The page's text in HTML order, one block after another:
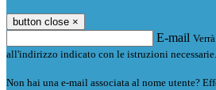
button close ×
E-mail
all'indirizzo indicato con le istruzioni necessarie.
Non hai una e-mail associata al nome utente?